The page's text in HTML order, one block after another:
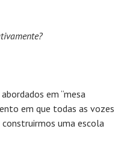
em “mesa
em que todas as vozes
uma escola